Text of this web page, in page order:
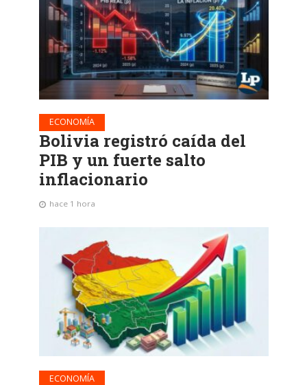
ECONOMÍA
Bolivia registró caída del
PIB y un fuerte salto
inflacionario
hace 1 hora
ECONOMÍA